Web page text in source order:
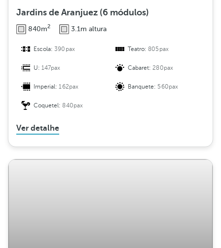
Jardins de Aranjuez (6 módulos)
840m2 3.1m altura
Escola:390pax Teatro:805pax
U:147pax Cabaret:280pax
Imperial:162pax Banquete: 560pax
Coquetel:840pax
Ver detalhe